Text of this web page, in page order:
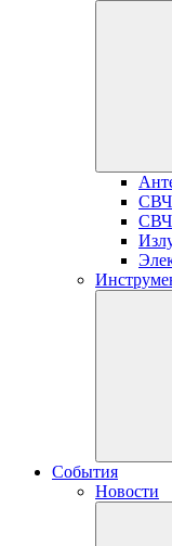
СВЧ
СВЧ
События
Новости